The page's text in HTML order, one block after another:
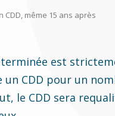
CDD, même 15 ans après
est
CDD pour un
le CDD sera